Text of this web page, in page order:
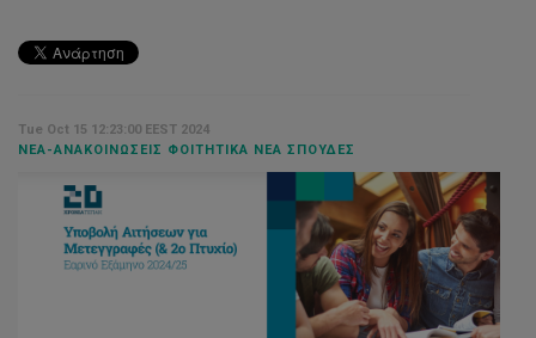
Tue Oct 15 12:23:00 EEST 2024
ΝΈΑ-ΑΝΑΚΟΙΝΏΣΕΙΣ ΦΟΙΤΗΤΙΚΆ ΝΈΑ ΣΠΟΥΔΈΣ